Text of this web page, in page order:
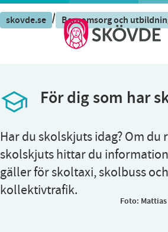
skovde.se / Barnomsorg och
För dig som har
Har du skolskjuts idag? Om du
skolskjuts hittar du
gäller för skoltaxi, skolbuss
kollektivtrafik.
Foto: